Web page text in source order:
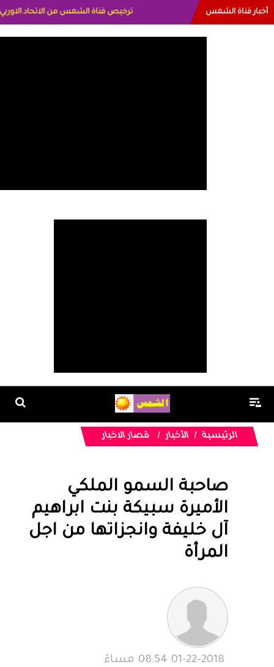
أخبار قناة الشمس
الرئيسية الأخبار قصار الاخبار
صاحبة السمو الملكي
الأميرة سبيكة بنت ابراهيم
آل خليفة وانجزاتها من اجل
المرأة